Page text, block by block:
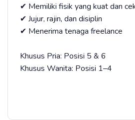
✔ Memiliki fisik yang kuat dan
✔ Jujur, rajin, dan disiplin
✔ Menerima tenaga freelance
Khusus Pria: Posisi 5 & 6
Khusus Wanita: Posisi 1–4